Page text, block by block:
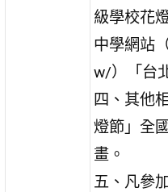
級學校花
中學網站
w/）「台
四、其他
燈節」全
畫。
五、凡參